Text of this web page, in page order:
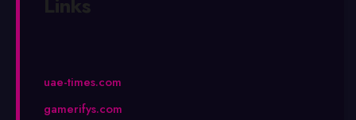
uae-times.com
gamerifys.com